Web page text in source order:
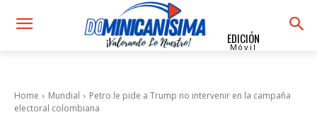
EDICIÓN
Móvil
Home Mundial
Petro le pide a Trump no intervenir en la campaña
electoral colombiana